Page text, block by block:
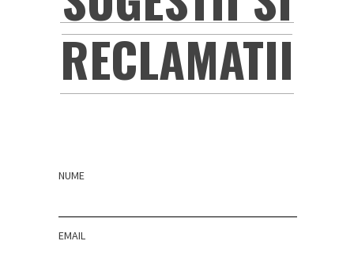
RECLAMATII
NUME
EMAIL